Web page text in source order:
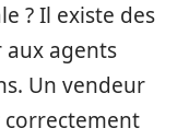
? Il existe des
aux agents
Un vendeur